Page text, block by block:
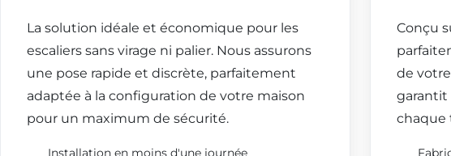
La solution idéale et économique pour les
escaliers sans virage ni palier. Nous assurons
une pose rapide et discrète, parfaitement
adaptée à la configuration de votre maison
pour un maximum de sécurité.
Installation en moins d'une journée
Conçu
de
garantit
chaque